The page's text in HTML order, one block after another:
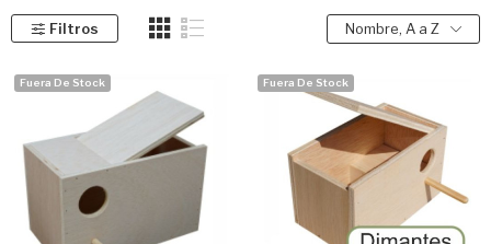
Filtros Nombre, A a Z
Fuera De Stock Fuera De Stock